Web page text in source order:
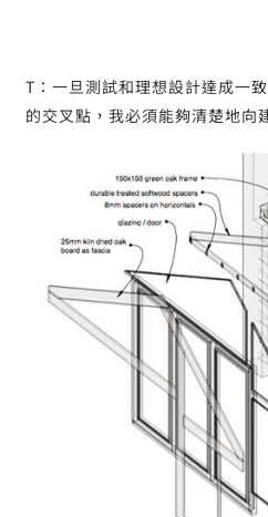
T：一旦測試和理想設計達成一
的交叉點，我必須能夠清楚地向